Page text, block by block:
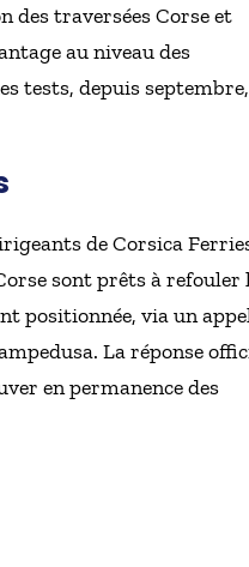
des traversées Corse et
au niveau des
tests, depuis septembre,
de Corsica
sont prêts à refouler
positionnée, via un
La réponse
en permanence des